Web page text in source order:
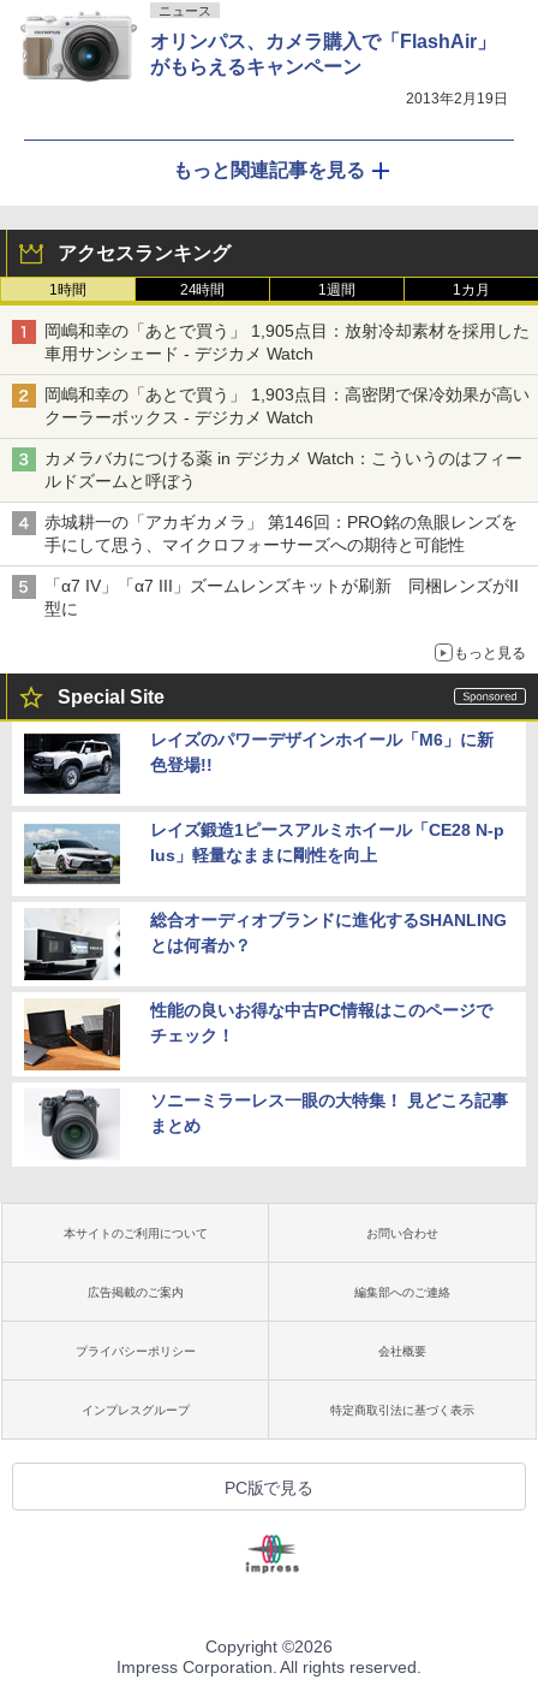
ニュース
オリンパス、カメラ購入で「FlashAir」
がもらえるキャンペーン
2013年2月19日
もっと関連記事を見る
アクセスランキング
1時間 24時間 1週間 1カ月
岡嶋和幸の「あとで買う」 1,905点目：放射冷却素材を採用した
車用サンシェード - デジカメ Watch
岡嶋和幸の「あとで買う」 1,903点目：高密閉で保冷効果が高い
クーラーボックス - デジカメ Watch
カメラバカにつける薬 in デジカメ Watch：こういうのはフィー
ルドズームと呼ぼう
赤城耕一の「アカギカメラ」 第146回：PRO銘の魚眼レンズを
手にして思う、マイクロフォーサーズへの期待と可能性
「α7 IV」「α7 III」ズームレンズキットが刷新 同梱レンズがII
型に
もっと見る
Special Site
レイズのパワーデザインホイール「M6」に新
色登場!!
レイズ鍛造1ピースアルミホイール「CE28 N-p
lus」軽量なままに剛性を向上
総合オーディオブランドに進化するSHANLING
とは何者か？
性能の良いお得な中古PC情報はこのページで
チェック！
ソニーミラーレス一眼の大特集！ 見どころ記事
まとめ
本サイトのご利用について お問い合わせ
広告掲載のご案内 編集部へのご連絡
プライバシーポリシー 会社概要
インプレスグループ 特定商取引法に基づく表示
PC版で見る
Copyright ©2026
Impress Corporation. All rights reserved.